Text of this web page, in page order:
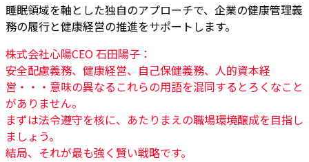
睡眠領域を軸とした独自のアプローチで、企業の健康管理義
務の履行と健康経営の推進をサポートします。
株式会社心陽CEO 石田陽子：
安全配慮義務、健康経営、自己保健義務、人的資本経
営・・・意味の異なるこれらの用語を混同するとろくなこと
がありません。
まずは法令遵守を核に、あたりまえの職場環境醸成を目指し
ましょう。
結局、それが最も強く賢い戦略です。